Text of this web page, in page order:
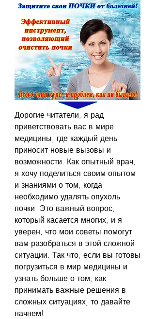
Дорогие читатели, я рад
приветствовать вас в мире
медицины, где каждый день
приносит новые вызовы и
возможности. Как опытный врач,
я хочу поделиться своим опытом
и знаниями о том, когда
необходимо удалять опухоль
почки. Это важный вопрос,
который касается многих, и я
уверен, что мои советы помогут
вам разобраться в этой сложной
ситуации. Так что, если вы готовы
погрузиться в мир медицины и
узнать больше о том, как
принимать важные решения в
сложных ситуациях, то давайте
начнем!